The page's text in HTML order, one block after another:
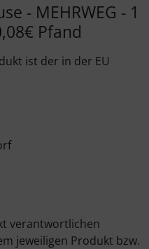
- MEHRWEG - 1
Pfand
ist der in der EU
verantwortlichen
jeweiligen Produkt bzw.